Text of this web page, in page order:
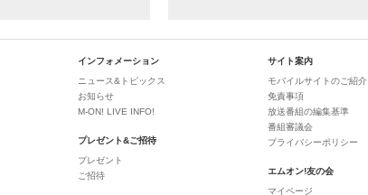
インフォメーション
ニュース&トピックス
お知らせ
M-ON! LIVE INFO!
プレゼント&ご招待
プレゼント
ご招待
サイト案内
モバイルサイトのご紹介
免責事項
放送番組の編集基準
番組審議会
プライバシーポリシー
エムオン!友の会
マイページ